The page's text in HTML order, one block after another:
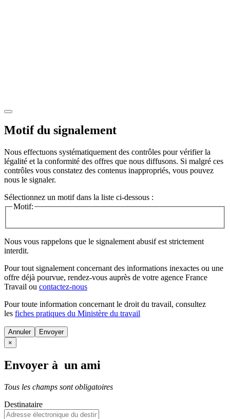
Motif du signalement
Nous effectuons systématiquement des contrôles pour vérifier la
légalité et la conformité des offres que nous diffusons. Si malgré ces
contrôles vous constatez des contenus inappropriés, vous pouvez
nous le signaler.
Sélectionnez un motif dans la liste ci-dessous :
Motif:
Nous vous rappelons que le signalement abusif est strictement
interdit.
Pour tout signalement concernant des informations inexactes ou une
offre déjà pourvue, rendez-vous auprès de votre agence France
Travail ou contactez-nous
Pour toute information concernant le droit du travail, consultez
les fiches pratiques du Ministère du travail
Annuler
×
Envoyer à un ami
Tous les champs sont obligatoires
Destinataire